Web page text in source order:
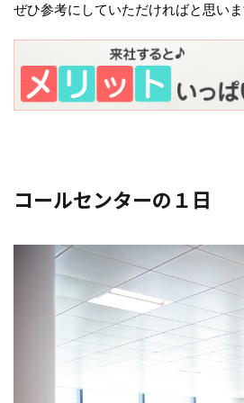
ぜひ参考にしていただければと思い
コールセンターの１日